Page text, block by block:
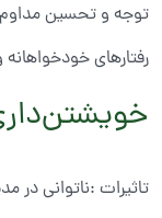
توجه و تحسین
رفتارهای
تاثیرات :ناتوانی در